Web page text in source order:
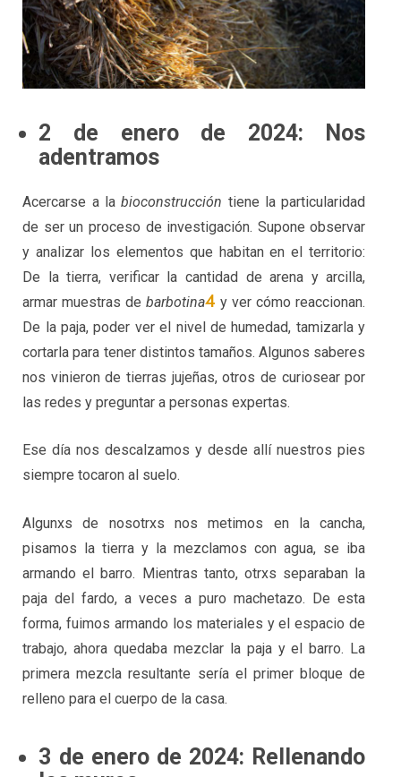
2 de enero de 2024: Nos
adentramos
Acercarse a labioconstrucción tiene la particularidad
de ser un proceso de investigación. Supone observar
y analizar los elementos que habitan en el territorio:
De la tierra, verificar la cantidad de arena y arcilla,
armar muestras debarbotina4 y ver cómo reaccionan.
De la paja, poder ver el nivel de humedad, tamizarla y
cortarla para tener distintos tamaños. Algunos saberes
nos vinieron de tierras jujeñas, otros de curiosear por
las redes y preguntar a personas expertas.
Ese día nos descalzamos y desde allí nuestros pies
siempre tocaron al suelo.
Algunxs de nosotrxs nos metimos en la cancha,
pisamos la tierra y la mezclamos con agua, se iba
armando el barro. Mientras tanto, otrxs separaban la
paja del fardo, a veces a puro machetazo. De esta
forma, fuimos armando los materiales y el espacio de
trabajo, ahora quedaba mezclar la paja y el barro. La
primera mezcla resultante sería el primer bloque de
relleno para el cuerpo de la casa.
3 de enero de 2024: Rellenando